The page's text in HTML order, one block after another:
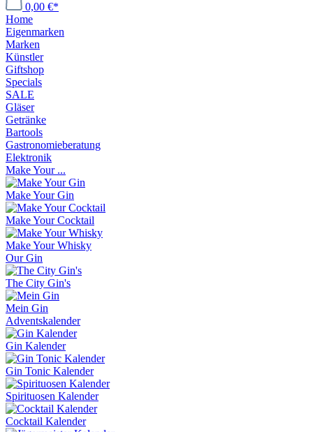
0,00 €*
Home
Eigenmarken
Marken
Künstler
Giftshop
Specials
SALE
Gläser
Getränke
Bartools
Gastronomieberatung
Elektronik
Make Your ...
Make Your Gin
Make Your Cocktail
Make Your Whisky
Our Gin
The City Gin's
Mein Gin
Adventskalender
Gin Kalender
Gin Tonic Kalender
Spirituosen Kalender
Cocktail Kalender